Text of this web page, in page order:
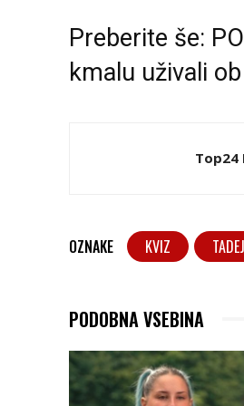
Preberite še:
kmalu uživali
Top24
OZNAKE KVIZ
PODOBNA VSEBINA